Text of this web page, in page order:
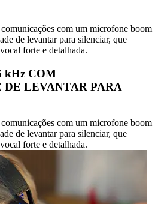
com um microfone boom
de levantar para silenciar, que
forte e detalhada.
kHz COM
LEVANTAR PARA
com um microfone boom
de levantar para silenciar, que
forte e detalhada.